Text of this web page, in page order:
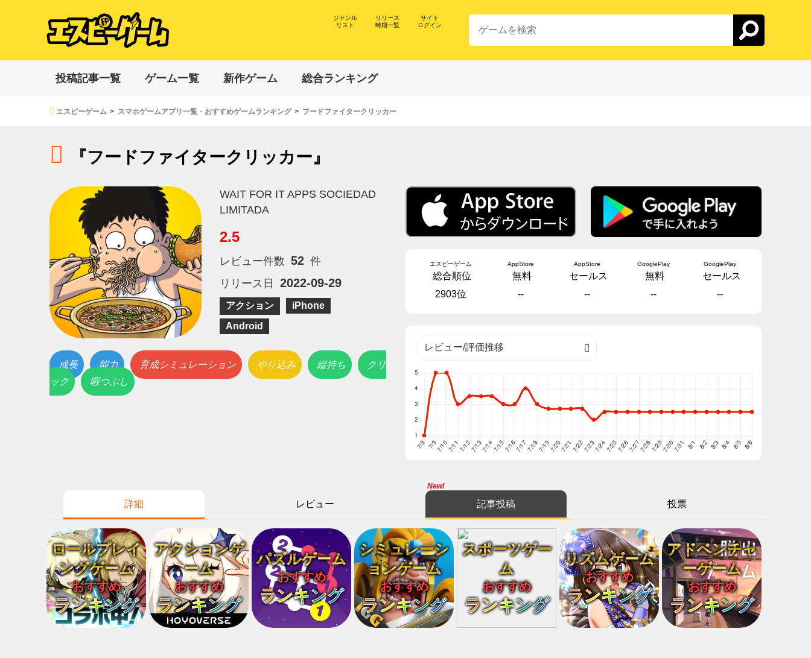
ジャンル
リスト
リリース
時期一覧
サイト
ログイン
投稿記事一覧 ゲーム一覧 新作ゲーム 総合ランキング
エスピーゲーム スマホゲームアプリ一覧・おすすめゲームランキング フードファイタークリッカー
『フードファイタークリッカー』
WAIT FOR IT APPS SOCIEDAD
LIMITADA
2.5
レビュー件数 52 件
リリース日
2022-09-29
アクション
iPhone
Android
成長 能力 育成シミュレーション やり込み 縦持ち
クリ
ック
暇つぶし
エスピーゲーム
総合順位
2903位
AppStore
無料
--
AppStore
セールス
--
GooglePlay
無料
--
GooglePlay
セールス
--
詳細 レビュー
New!
記事投稿 投票
ロールプレイ
ングゲーム
おすすめ
ランキング
アクションゲ
ーム
おすすめ
ランキング
パズルゲーム
おすすめ
ランキング
シミュレーシ
ョンゲーム
おすすめ
ランキング
スポーツゲー
ム
おすすめ
ランキング
リズムゲーム
おすすめ
ランキング
アドベンチャ
ーゲーム
おすすめ
ランキング